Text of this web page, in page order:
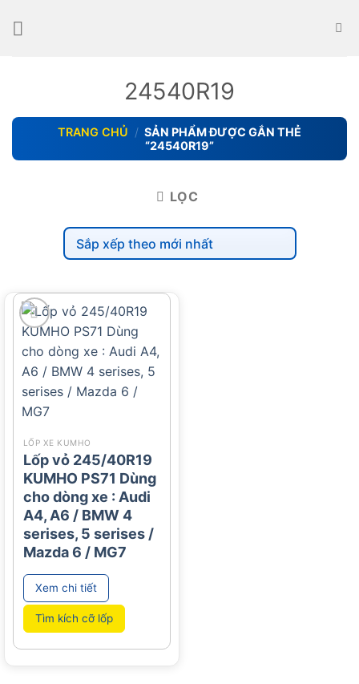
24540R19
TRANG CHỦ / SẢN PHẨM ĐƯỢC GẮN THẺ
“24540R19”
LỌC
add
LỐP XE KUMHO
Lốp vỏ 245/40R19
KUMHO PS71 Dùng
cho dòng xe : Audi
A4, A6 / BMW 4
serises, 5 serises /
Mazda 6 / MG7
Xem chi tiết
Tìm kích cỡ lốp